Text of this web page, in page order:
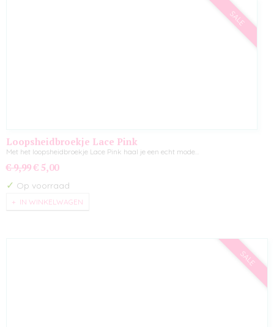
SALE
Loopsheidbroekje Lace Pink
Met het loopsheidbroekje Lace Pink haal je een echt mode…
€ 9,99 € 5,00
✓ Op voorraad
IN WINKELWAGEN
SALE